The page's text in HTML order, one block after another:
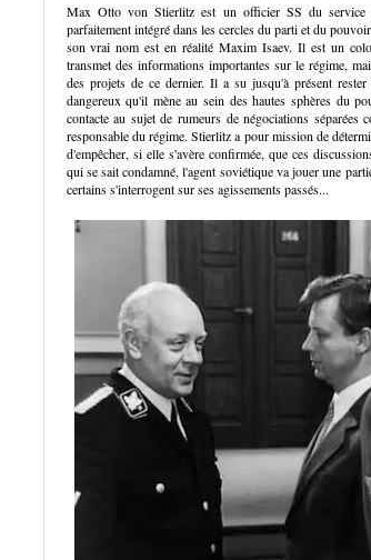
Max Otto von Stierlitz est un officier SS du service
parfaitement intégré dans les cercles du parti et du
son vrai nom est en réalité Maxim Isaev. Il est un
transmet des informations importantes sur le régime,
des projets de ce dernier. Il a su jusqu'à présent rester
dangereux qu'il mène au sein des hautes sphères du
contacte au sujet de rumeurs de négociations séparées
responsable du régime. Stierlitz a pour mission de
d'empêcher, si elle s'avère confirmée, que ces
qui se sait condamné, l'agent soviétique va jouer une
certains s'interrogent sur ses agissements passés...